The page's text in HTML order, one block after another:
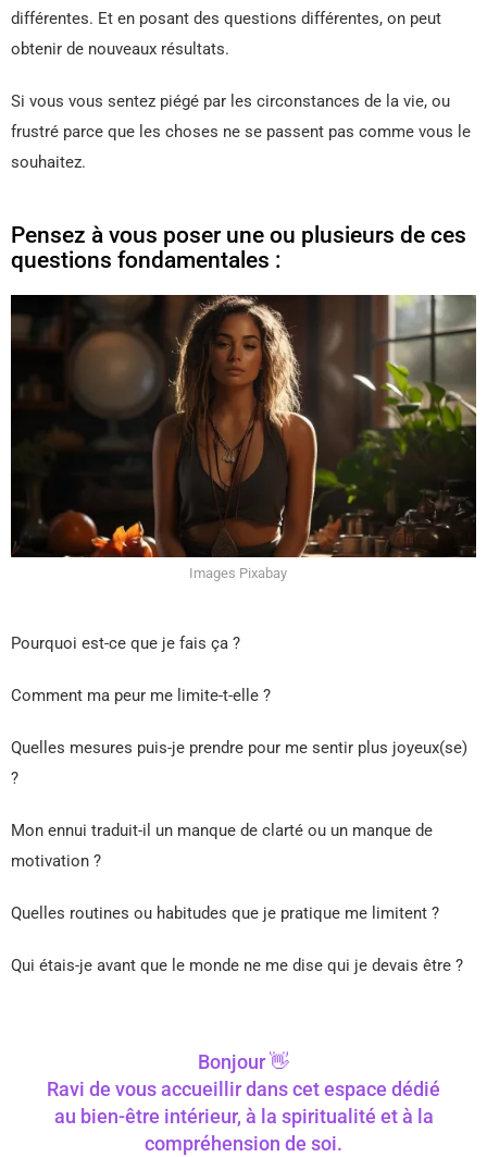
différentes. Et en posant des questions différentes, on peut
obtenir de nouveaux résultats.
Si vous vous sentez piégé par les circonstances de la vie, ou
frustré parce que les choses ne se passent pas comme vous le
souhaitez.
Pensez à vous poser une ou plusieurs de ces
questions fondamentales :
Images Pixabay
Pourquoi est-ce que je fais ça ?
Comment ma peur me limite-t-elle ?
Quelles mesures puis-je prendre pour me sentir plus joyeux(se)
?
Mon ennui traduit-il un manque de clarté ou un manque de
motivation ?
Quelles routines ou habitudes que je pratique me limitent ?
Qui étais-je avant que le monde ne me dise qui je devais être ?
Bonjour 👋
Ravi de vous accueillir dans cet espace dédié
au bien-être intérieur, à la spiritualité et à la
compréhension de soi.